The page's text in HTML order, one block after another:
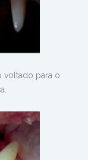
voltado para o